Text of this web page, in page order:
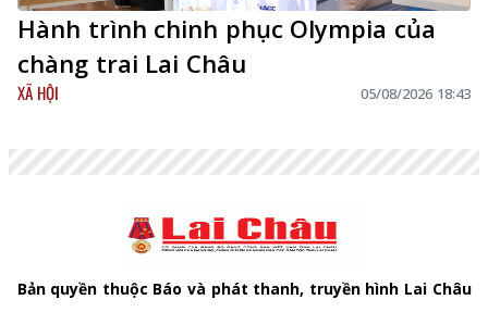
Hành trình chinh phục Olympia của
chàng trai Lai Châu
XÃ HỘI 05/08/2026 18:43
Bản quyền thuộc Báo và phát thanh, truyền hình Lai Châu